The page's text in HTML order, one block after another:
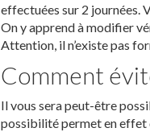
effectuées sur 2 journées.
On y apprend à modifier
Attention, il n’existe pas
Comment
Il vous sera peut-être
possibilité permet en effet